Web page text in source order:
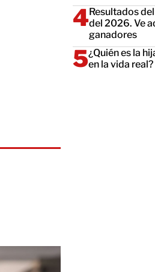
Resultados
del 2026. Ve
ganadores
¿Quién es la
en la vida real?